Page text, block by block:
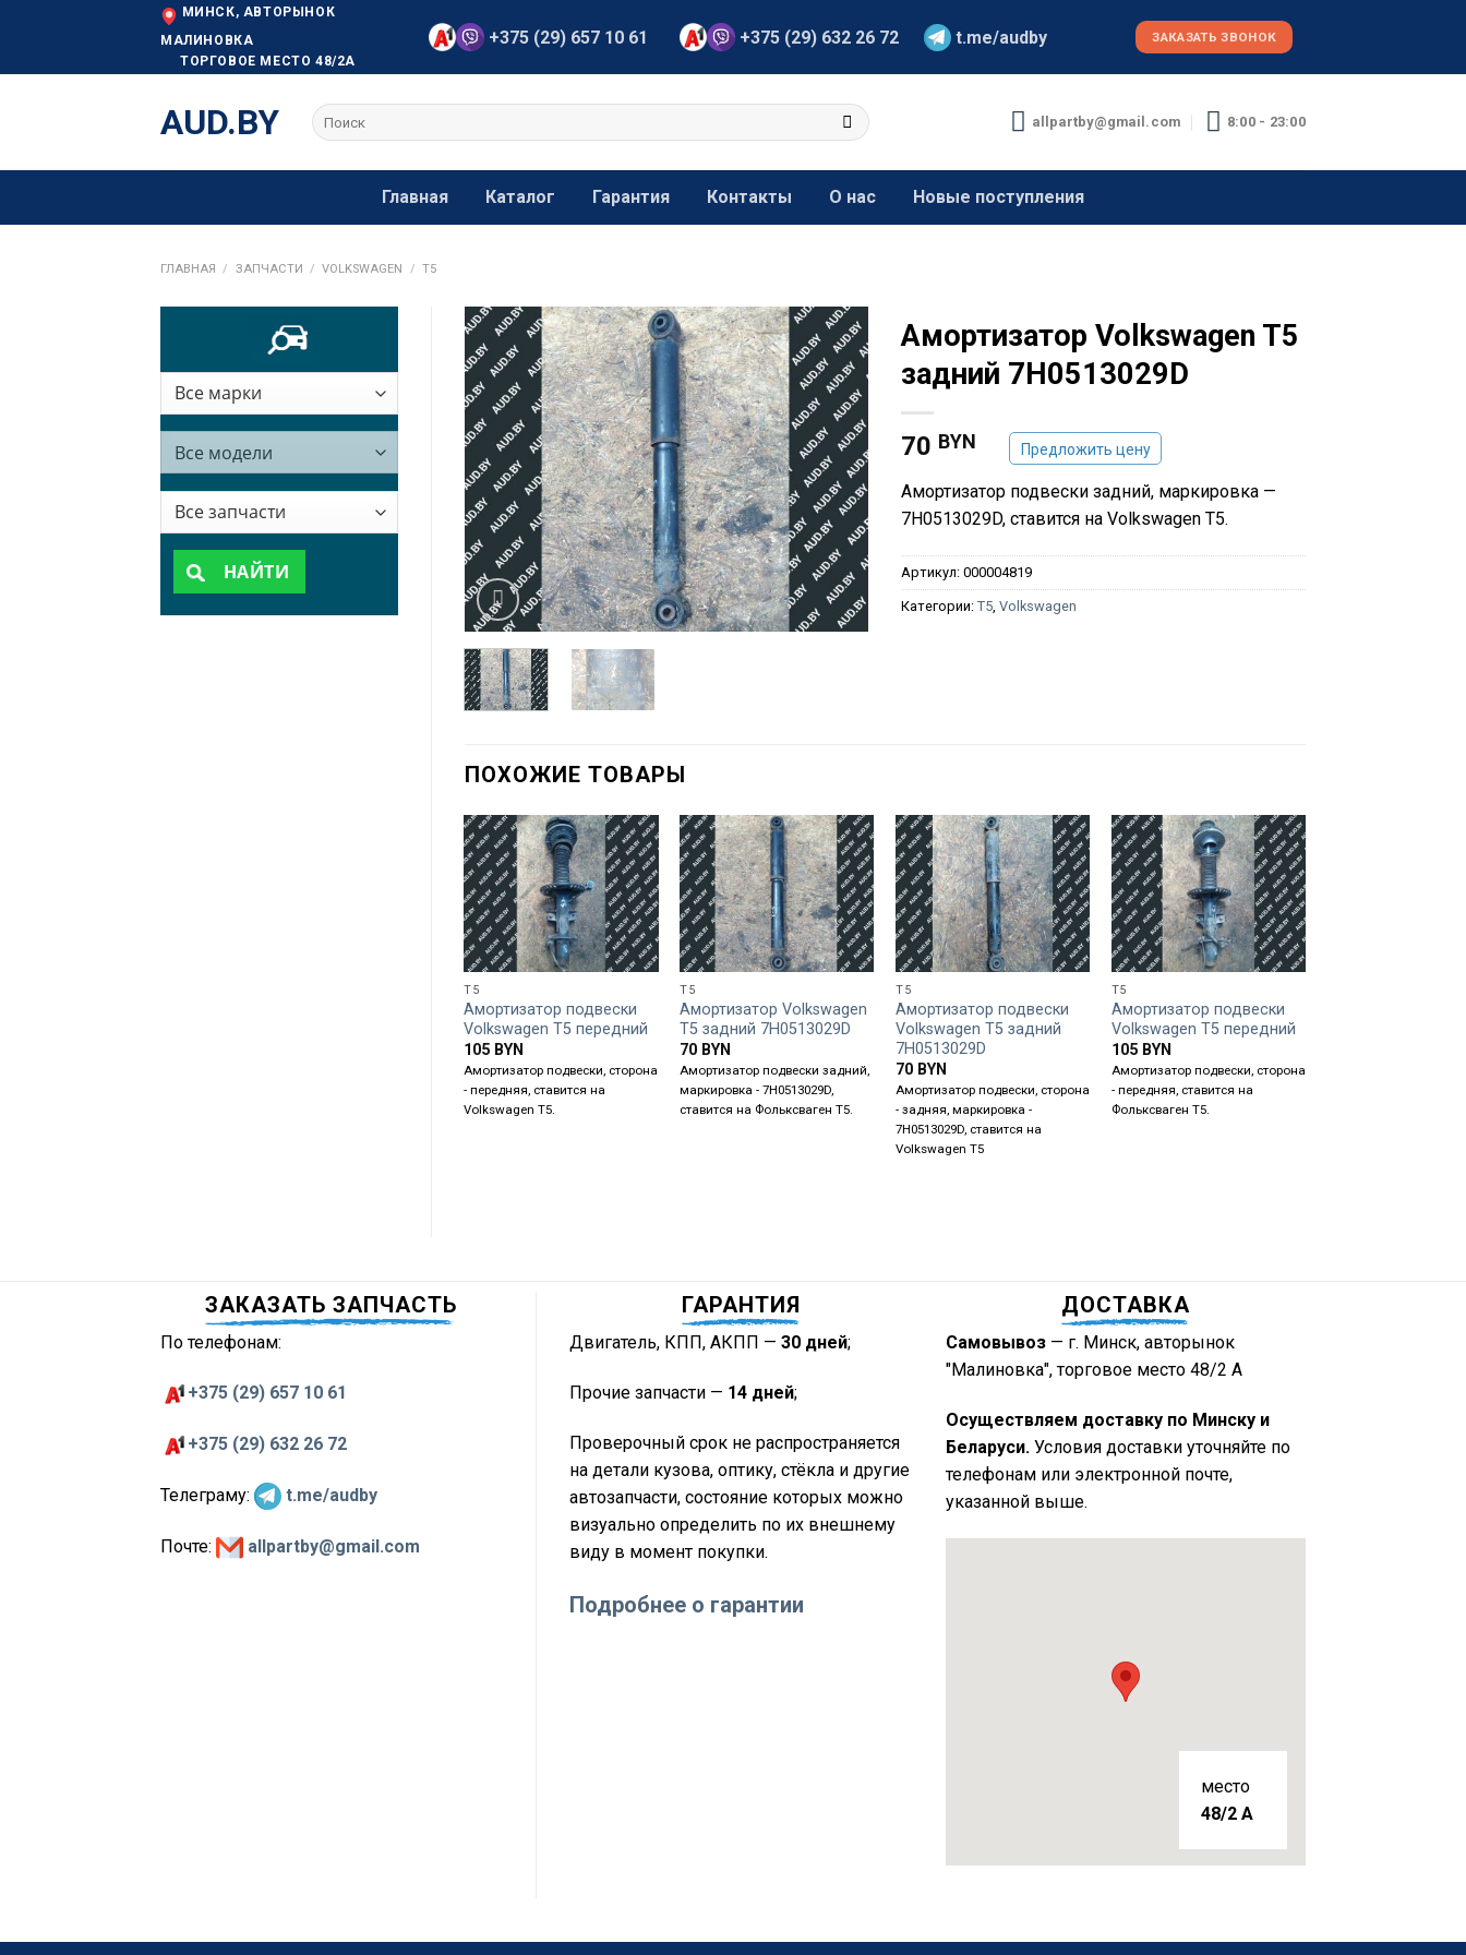
МИНСК, АВТОРЫНОК
МАЛИНОВКА
ТОРГОВОЕ МЕСТО 48/2А
+375 (29) 657 10 61 +375 (29) 632 26 72 t.me/audby ЗАКАЗАТЬ ЗВОНОК
AUD.BY Искать: allpartby@gmail.com 8:00 - 23:00
Главная Каталог Гарантия Контакты О нас Новые поступления
ГЛАВНАЯ / ЗАПЧАСТИ / VOLKSWAGEN / T5
НАЙТИ
Амортизатор Volkswagen T5
задний 7H0513029D
70 BYN Предложить цену
Амортизатор подвески задний, маркировка —
7H0513029D, ставится на Volkswagen T5.
Артикул:000004819
Категории:T5 ,Volkswagen
ПОХОЖИЕ ТОВАРЫ
T5
Амортизатор подвески
Volkswagen T5 передний
105 BYN
Амортизатор подвески, сторона
- передняя, ставится на
Volkswagen T5.
T5
Амортизатор Volkswagen
T5 задний 7H0513029D
70 BYN
Амортизатор подвески задний,
маркировка - 7H0513029D,
ставится на Фольксваген Т5.
T5
Амортизатор подвески
Volkswagen T5 задний
7H0513029D
70 BYN
Амортизатор подвески, сторона
- задняя, маркировка -
7H0513029D, ставится на
Volkswagen T5
T5
Амортизатор подвески
Volkswagen T5 передний
105 BYN
Амортизатор подвески, сторона
- передняя, ставится на
Фольксваген Т5.
ЗАКАЗАТЬ ЗАПЧАСТЬ
По телефонам:
+375 (29) 657 10 61
+375 (29) 632 26 72
Телеграму: t.me/audby
Почте: allpartby@gmail.com
ГАРАНТИЯ
Двигатель, КПП, АКПП — 30 дней;
Прочие запчасти — 14 дней;
Проверочный срок не распространяется
на детали кузова, оптику, стёкла и другие
автозапчасти, состояние которых можно
визуально определить по их внешнему
виду в момент покупки.
Подробнее о гарантии
ДОСТАВКА
Самовывоз— г. Минск, авторынок
"Малиновка", торговое место 48/2 А
Осуществляем доставку по Минску и
Беларуси.Условия доставки уточняйте по
телефонам или электронной почте,
указанной выше.
место
48/2 A